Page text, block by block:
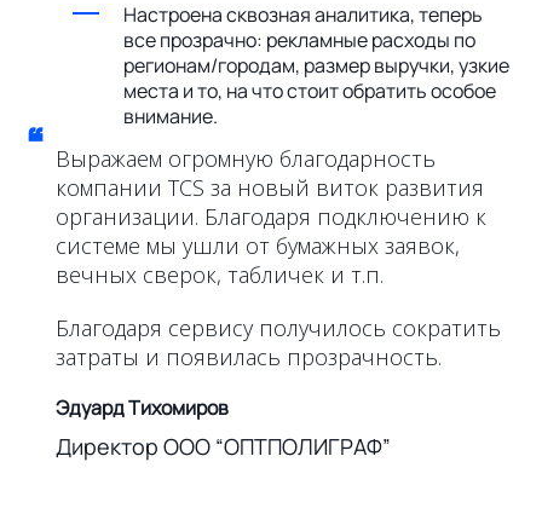
Настроена сквозная аналитика, теперь
все прозрачно: рекламные расходы по
регионам/городам, размер выручки, узкие
места и то, на что стоит обратить особое
внимание.
“ Выражаем огромную благодарность
компании TCS за новый виток развития
организации. Благодаря подключению к
системе мы ушли от бумажных заявок,
вечных сверок, табличек и т.п.
Благодаря сервису получилось сократить
затраты и появилась прозрачность.
Эдуард Тихомиров
Директор ООО “ОПТПОЛИГРАФ”